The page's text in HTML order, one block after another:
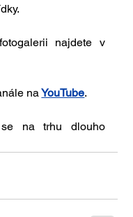
Více informací a kompletní fotogalerii najdete v
naYouTube.
se na trhu dlouho